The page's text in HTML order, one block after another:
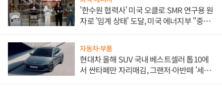
'한수원 협력사' 미국 오클로 SMR 연구용 원
자로 '임계 상태' 도달, 미국 에너지부 "중요
자동차·부품
현대차 올해 SUV 국내 베스트셀러 톱10에
서 싼타페만 자리매김, 그랜저·아반떼 '세단